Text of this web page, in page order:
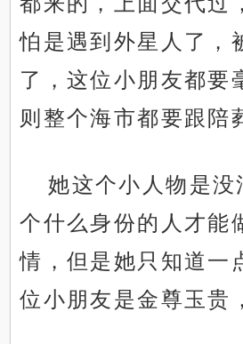
怕是遇到外星人了，
了，这位小朋友都要
则整个海市都要跟陪
她这个小人物是没
个什么身份的人才能
情，但是她只知道一
位小朋友是金尊玉贵